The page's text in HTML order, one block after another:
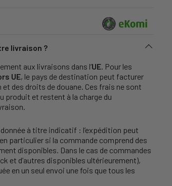
livraison ?
aux livraisons dans l’UE . Pour les
UE, le pays de destination peut facturer
des droits de douane. Ces frais ne sont
produit et restent à la charge du
à titre indicatif : l’expédition peut
particulier si la commande comprend des
disponibles. Dans le cas de commandes
et d’autres disponibles ultérieurement),
en un seul envoi une fois que tous les